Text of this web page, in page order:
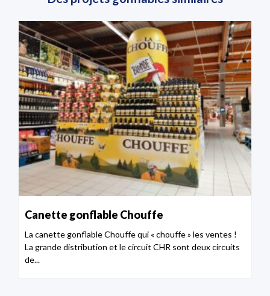
Canette gonflable Chouffe
La canette gonflable Chouffe qui « chouffe » les ventes !
La grande distribution et le circuit CHR sont deux circuits
de...